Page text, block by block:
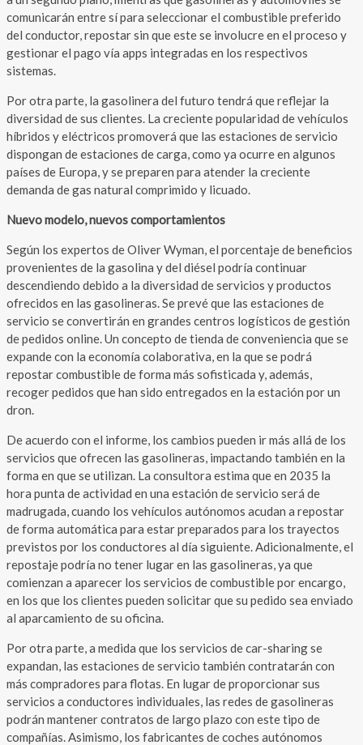
comunicarán entre sí para seleccionar el combustible preferido
del conductor, repostar sin que este se involucre en el proceso y
gestionar el pago vía apps integradas en los respectivos
sistemas.
Por otra parte, la gasolinera del futuro tendrá que reflejar la
diversidad de sus clientes. La creciente popularidad de vehículos
híbridos y eléctricos promoverá que las estaciones de servicio
dispongan de estaciones de carga, como ya ocurre en algunos
países de Europa, y se preparen para atender la creciente
demanda de gas natural comprimido y licuado.
Nuevo modelo, nuevos comportamientos
Según los expertos de Oliver Wyman, el porcentaje de beneficios
provenientes de la gasolina y del diésel podría continuar
descendiendo debido a la diversidad de servicios y productos
ofrecidos en las gasolineras. Se prevé que las estaciones de
servicio se convertirán en grandes centros logísticos de gestión
de pedidos online. Un concepto de tienda de conveniencia que se
expande con la economía colaborativa, en la que se podrá
repostar combustible de forma más sofisticada y, además,
recoger pedidos que han sido entregados en la estación por un
dron.
De acuerdo con el informe, los cambios pueden ir más allá de los
servicios que ofrecen las gasolineras, impactando también en la
forma en que se utilizan. La consultora estima que en 2035 la
hora punta de actividad en una estación de servicio será de
madrugada, cuando los vehículos autónomos acudan a repostar
de forma automática para estar preparados para los trayectos
previstos por los conductores al día siguiente. Adicionalmente, el
repostaje podría no tener lugar en las gasolineras, ya que
comienzan a aparecer los servicios de combustible por encargo,
en los que los clientes pueden solicitar que su pedido sea enviado
al aparcamiento de su oficina.
Por otra parte, a medida que los servicios de car-sharing se
expandan, las estaciones de servicio también contratarán con
más compradores para flotas. En lugar de proporcionar sus
servicios a conductores individuales, las redes de gasolineras
podrán mantener contratos de largo plazo con este tipo de
compañías. Asimismo, los fabricantes de coches autónomos